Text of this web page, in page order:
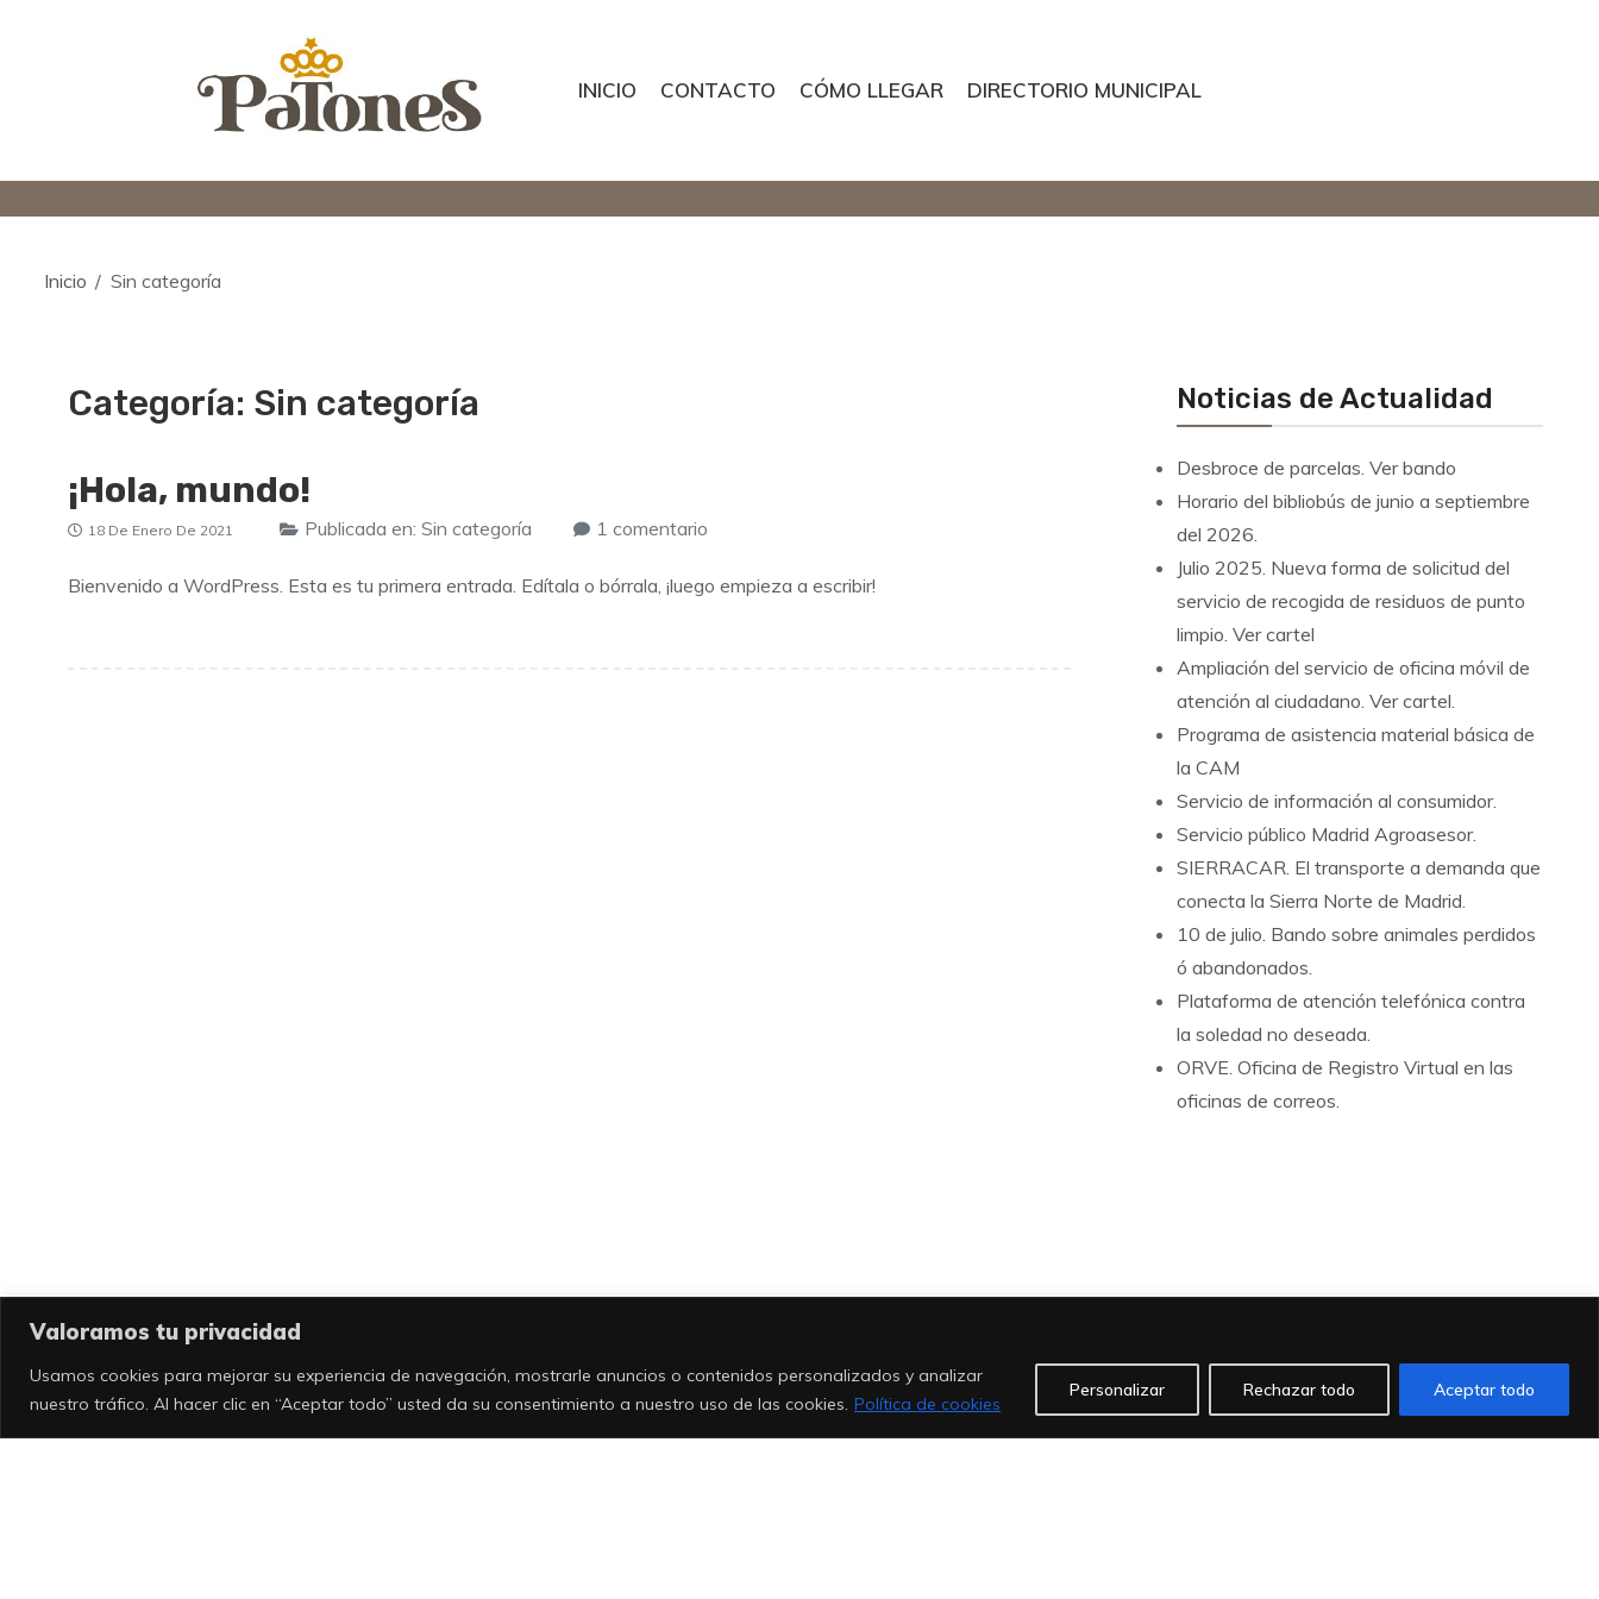
Valoramos tu privacidad
Usamos cookies para mejorar su experiencia de navegación, mostrarle anuncios o contenidos personalizados y analizar
nuestro tráfico. Al hacer clic en “Aceptar todo” usted da su consentimiento a nuestro uso de las cookies. Política de cookies
Personalizar Rechazar todo Aceptar todo
Un reino de cultura y naturaleza
INICIO CONTACTO CÓMO LLEGAR DIRECTORIO MUNICIPAL
Inicio Sin categoría
Categoría: Sin categoría
¡Hola, mundo!
18 De Enero De 2021 Publicada en: Sin categoría 1 comentarioen
mundo!
Bienvenido a WordPress. Esta es tu primera entrada. Edítala o bórrala, ¡luego empieza a escribir!
Noticias de Actualidad
Desbroce de parcelas. Ver bando
Horario del bibliobús de junio a septiembre
del 2026.
Julio 2025. Nueva forma de solicitud del
servicio de recogida de residuos de punto
limpio. Ver cartel
Ampliación del servicio de oficina móvil de
atención al ciudadano. Ver cartel.
Programa de asistencia material básica de
la CAM
Servicio de información al consumidor.
Servicio público Madrid Agroasesor.
SIERRACAR. El transporte a demanda que
conecta la Sierra Norte de Madrid.
10 de julio. Bando sobre animales perdidos
ó abandonados.
Plataforma de atención telefónica contra
la soledad no deseada.
ORVE. Oficina de Registro Virtual en las
oficinas de correos.